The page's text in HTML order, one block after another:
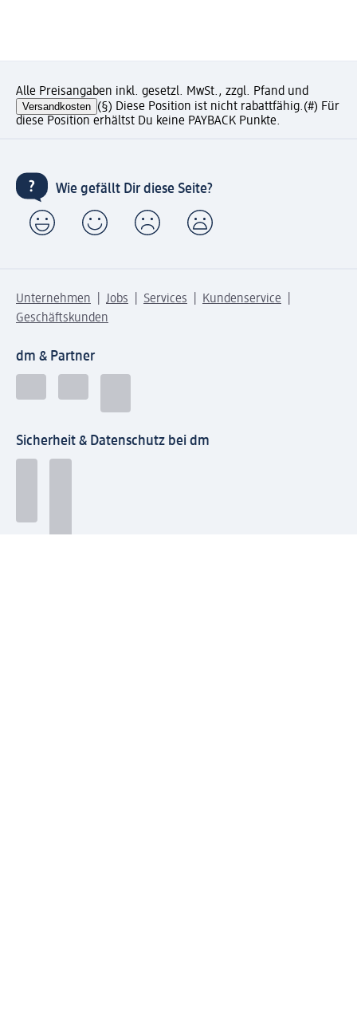
Alle Preisangaben inkl. gesetzl. MwSt., zzgl. Pfand und
Versandkosten (§) Diese Position ist nicht rabattfähig.(#) Für
diese Position erhältst Du keine PAYBACK Punkte.
Wie gefällt Dir diese Seite?
Unternehmen Jobs Services
Kundenservice
Geschäftskunden
dm & Partner
Sicherheit & Datenschutz bei dm